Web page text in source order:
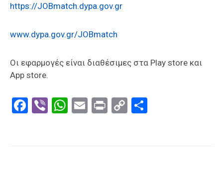
https://JOBmatch.dypa.gov.gr
www.dypa.gov.gr/JOBmatch
Οι εφαρμογές είναι διαθέσιμες στα Play store και
App store.
Facebook
ViberWhatsApp
EmailPrintCopy